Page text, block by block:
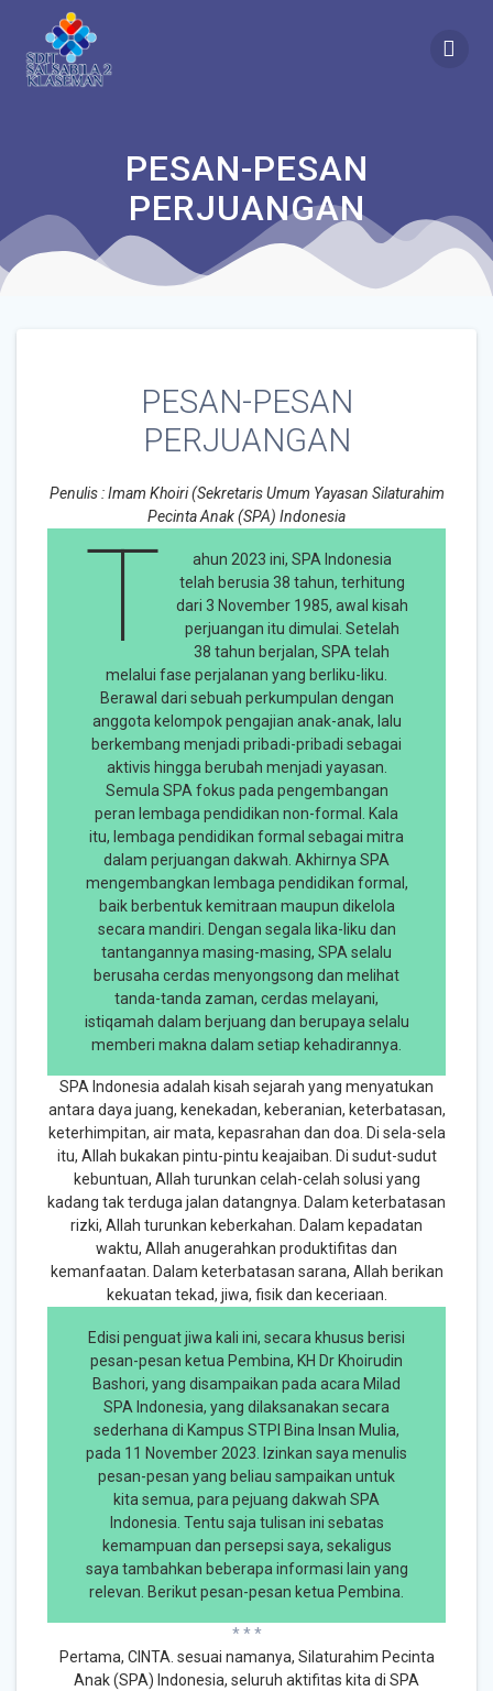
PESAN-PESAN
PERJUANGAN
PESAN-PESAN
PERJUANGAN
Penulis : Imam Khoiri (Sekretaris Umum Yayasan Silaturahim
Pecinta Anak (SPA) Indonesia
T
ahun 2023 ini, SPA Indonesia
telah berusia 38 tahun, terhitung
dari 3 November 1985, awal kisah
perjuangan itu dimulai. Setelah
38 tahun berjalan, SPA telah
melalui fase perjalanan yang berliku-liku.
Berawal dari sebuah perkumpulan dengan
anggota kelompok pengajian anak-anak, lalu
berkembang menjadi pribadi-pribadi sebagai
aktivis hingga berubah menjadi yayasan.
Semula SPA fokus pada pengembangan
peran lembaga pendidikan non-formal. Kala
itu, lembaga pendidikan formal sebagai mitra
dalam perjuangan dakwah. Akhirnya SPA
mengembangkan lembaga pendidikan formal,
baik berbentuk kemitraan maupun dikelola
secara mandiri. Dengan segala lika-liku dan
tantangannya masing-masing, SPA selalu
berusaha cerdas menyongsong dan melihat
tanda-tanda zaman, cerdas melayani,
istiqamah dalam berjuang dan berupaya selalu
memberi makna dalam setiap kehadirannya.
SPA Indonesia adalah kisah sejarah yang menyatukan
antara daya juang, kenekadan, keberanian, keterbatasan,
keterhimpitan, air mata, kepasrahan dan doa. Di sela-sela
itu, Allah bukakan pintu-pintu keajaiban. Di sudut-sudut
kebuntuan, Allah turunkan celah-celah solusi yang
kadang tak terduga jalan datangnya. Dalam keterbatasan
rizki, Allah turunkan keberkahan. Dalam kepadatan
waktu, Allah anugerahkan produktifitas dan
kemanfaatan. Dalam keterbatasan sarana, Allah berikan
kekuatan tekad, jiwa, fisik dan keceriaan.
Edisi penguat jiwa kali ini, secara khusus berisi
pesan-pesan ketua Pembina, KH Dr Khoirudin
Bashori, yang disampaikan pada acara Milad
SPA Indonesia, yang dilaksanakan secara
sederhana di Kampus STPI Bina Insan Mulia,
pada 11 November 2023. Izinkan saya menulis
pesan-pesan yang beliau sampaikan untuk
kita semua, para pejuang dakwah SPA
Indonesia. Tentu saja tulisan ini sebatas
kemampuan dan persepsi saya, sekaligus
saya tambahkan beberapa informasi lain yang
relevan. Berikut pesan-pesan ketua Pembina.
* * *
Pertama, CINTA. sesuai namanya, Silaturahim Pecinta
Anak (SPA) Indonesia, seluruh aktifitas kita di SPA